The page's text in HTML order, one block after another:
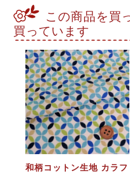
この商品を買
買っています
和柄コットン生地 カラフ